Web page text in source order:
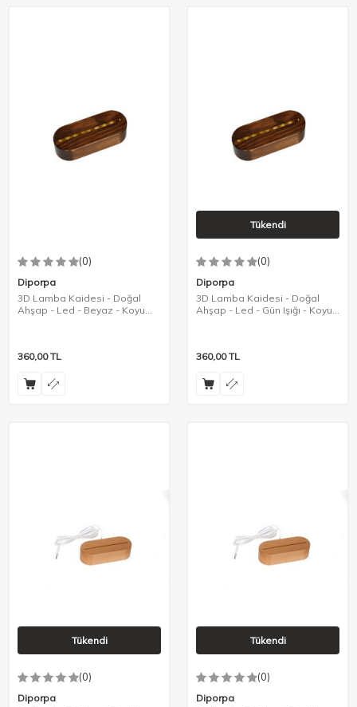
(0)
Diporpa
3D Lamba Kaidesi - Doğal
Ahşap - Led - Beyaz - Koyu
360,00TL
Tükendi
(0)
Diporpa
3D Lamba Kaidesi - Doğal
Ahşap - Led - Gün Işığı - Koyu
360,00TL
Tükendi
(0)
Diporpa
Tükendi
(0)
Diporpa